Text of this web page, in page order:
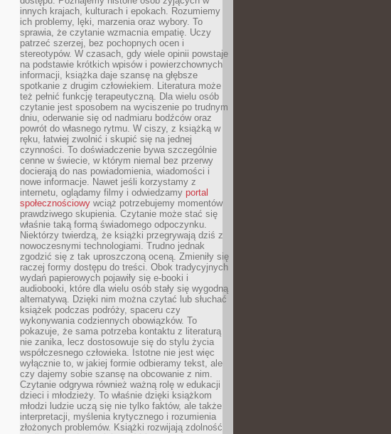
innych krajach, kulturach i epokach. Rozumiemy
ich problemy, lęki, marzenia oraz wybory. To
sprawia, że czytanie wzmacnia empatię. Uczy
patrzeć szerzej, bez pochopnych ocen i
stereotypów. W czasach, gdy wiele opinii powstaje
na podstawie krótkich wpisów i powierzchownych
informacji, książka daje szansę na głębsze
spotkanie z drugim człowiekiem. Literatura może
też pełnić funkcję terapeutyczną. Dla wielu osób
czytanie jest sposobem na wyciszenie po trudnym
dniu, oderwanie się od nadmiaru bodźców oraz
powrót do własnego rytmu. W ciszy, z książką w
ręku, łatwiej zwolnić i skupić się na jednej
czynności. To doświadczenie bywa szczególnie
cenne w świecie, w którym niemal bez przerwy
docierają do nas powiadomienia, wiadomości i
nowe informacje. Nawet jeśli korzystamy z
internetu, oglądamy filmy i odwiedzamy portal
społecznościowy wciąż potrzebujemy momentów
prawdziwego skupienia. Czytanie może stać się
właśnie taką formą świadomego odpoczynku.
Niektórzy twierdzą, że książki przegrywają dziś z
nowoczesnymi technologiami. Trudno jednak
zgodzić się z tak uproszczoną oceną. Zmieniły się
raczej formy dostępu do treści. Obok tradycyjnych
wydań papierowych pojawiły się e-booki i
audiobooki, które dla wielu osób stały się wygodną
alternatywą. Dzięki nim można czytać lub słuchać
książek podczas podróży, spaceru czy
wykonywania codziennych obowiązków. To
pokazuje, że sama potrzeba kontaktu z literaturą
nie zanika, lecz dostosowuje się do stylu życia
współczesnego człowieka. Istotne nie jest więc
wyłącznie to, w jakiej formie odbieramy tekst, ale
czy dajemy sobie szansę na obcowanie z nim.
Czytanie odgrywa również ważną rolę w edukacji
dzieci i młodzieży. To właśnie dzięki książkom
młodzi ludzie uczą się nie tylko faktów, ale także
interpretacji, myślenia krytycznego i rozumienia
złożonych problemów. Książki rozwijają zdolność